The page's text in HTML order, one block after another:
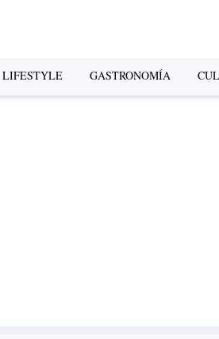
LIFESTYLE GASTRONOMÍA